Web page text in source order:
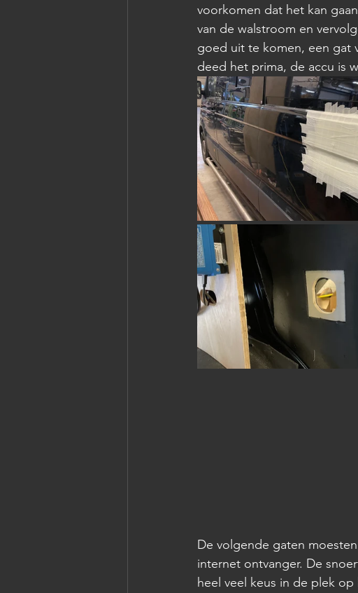
voorkomen dat het kan
van de walstroom en
goed uit te komen, een gat
deed het prima, de accu is
De volgende gaten
internet ontvanger. De
heel veel keus in de plek